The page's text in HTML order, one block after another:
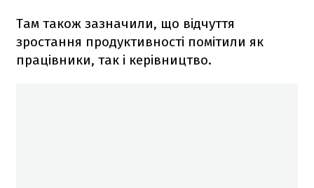
Там також зазначили, що відчуття
зростання продуктивності помітили як
працівники, так і керівництво.